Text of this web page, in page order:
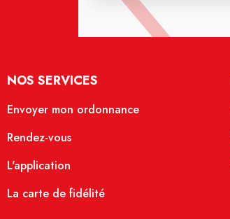
NOS SERVICES
Envoyer mon ordonnance
Rendez-vous
L'application
La carte de fidélité